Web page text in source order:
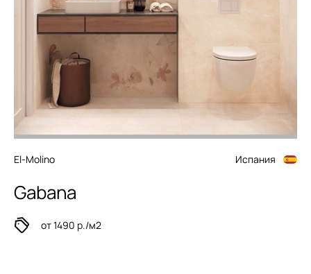
El-Molino Испания
Gabana
от 1490 р./м2